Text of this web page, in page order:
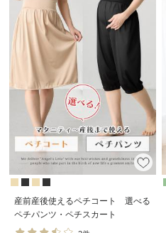
産前産後使えるペチコート 選べる
ペチパンツ・ペチスカート